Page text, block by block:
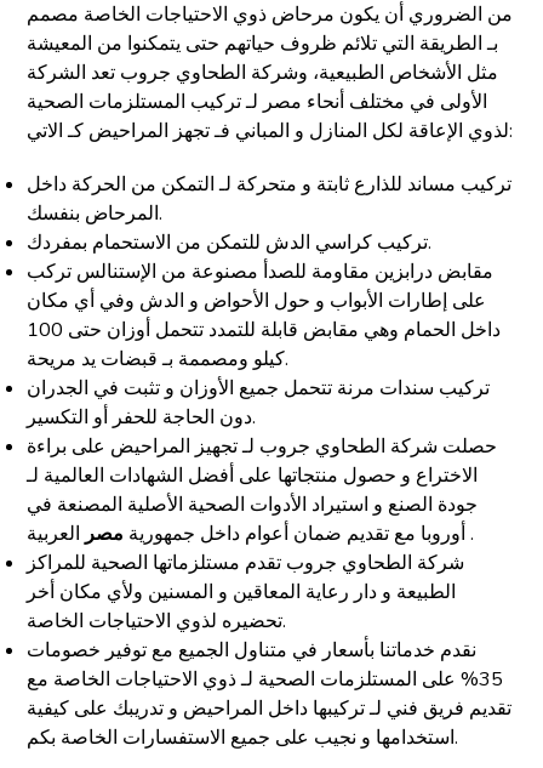
من الضروري أن يكون مرحاض ذوي الاحتياجات الخاصة مصمم
بـ الطريقة التي تلائم ظروف حياتهم حتى يتمكنوا من المعيشة
مثل الأشخاص الطبيعية، وشركة الطحاوي جروب تعد الشركة
الأولى في مختلف أنحاء مصر لـ تركيب المستلزمات الصحية
لذوي الإعاقة لكل المنازل و المباني فـ تجهز المراحيض كـ الاتي:
تركيب مساند للذارع ثابتة و متحركة لـ التمكن من الحركة داخل
المرحاض بنفسك.
تركيب كراسي الدش للتمكن من الاستحمام بمفردك.
مقابض درابزين مقاومة للصدأ مصنوعة من الإستنالس تركب
على إطارات الأبواب و حول الأحواض و الدش وفي أي مكان
داخل الحمام وهي مقابض قابلة للتمدد تتحمل أوزان حتى 100
كيلو ومصممة بـ قبضات يد مريحة.
تركيب سندات مرنة تتحمل جميع الأوزان و تثبت في الجدران
دون الحاجة للحفر أو التكسير.
حصلت شركة الطحاوي جروب لـ تجهيز المراحيض على براءة
الاختراع و حصول منتجاتها على أفضل الشهادات العالمية لـ
جودة الصنع و استيراد الأدوات الصحية الأصلية المصنعة في
أوروبا مع تقديم ضمان أعوام داخل جمهورية مصر
العربية .
شركة الطحاوي جروب تقدم مستلزماتها الصحية للمراكز
الطبيعة و دار رعاية المعاقين و المسنين ولأي مكان أخر
تحضيره لذوي الاحتياجات الخاصة.
نقدم خدماتنا بأسعار في متناول الجميع مع توفير خصومات
35% على المستلزمات الصحية لـ ذوي الاحتياجات الخاصة مع
تقديم فريق فني لـ تركيبها داخل المراحيض و تدريبك على كيفية
استخدامها و نجيب على جميع الاستفسارات الخاصة بكم.